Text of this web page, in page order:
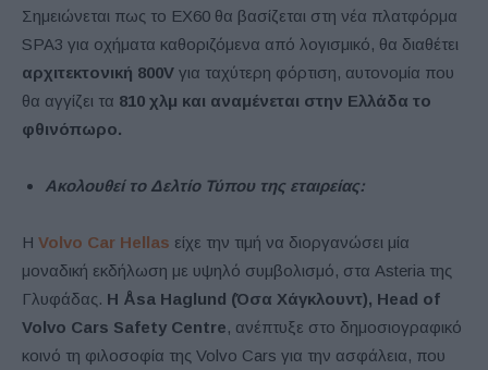
Σημειώνεται πως το EX60 θα βασίζεται στη νέα πλατφόρμα
SPA3 για οχήματα καθοριζόμενα από λογισμικό, θα διαθέτει
αρχιτεκτονική 800V για ταχύτερη φόρτιση, αυτονομία που
θα αγγίζει τα 810 χλμ και αναμένεται στην Ελλάδα το
φθινόπωρο.
Ακολουθεί το Δελτίο Τύπου της εταιρείας:
Η Volvo Car Hellas είχε την τιμή να διοργανώσει μία
μοναδική εκδήλωση με υψηλό συμβολισμό, στα Asteria της
Γλυφάδας. H Åsa Haglund (Όσα Χάγκλουντ), Head of
Volvo Cars Safety Centre, ανέπτυξε στο δημοσιογραφικό
κοινό τη φιλοσοφία της Volvo Cars για την ασφάλεια, που